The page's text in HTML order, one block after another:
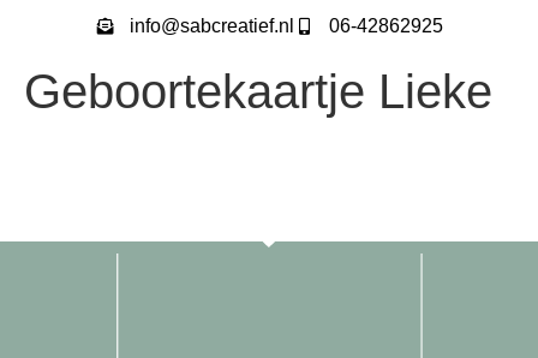
info@sabcreatief.nl 06-42862925
Geboortekaartje Lieke